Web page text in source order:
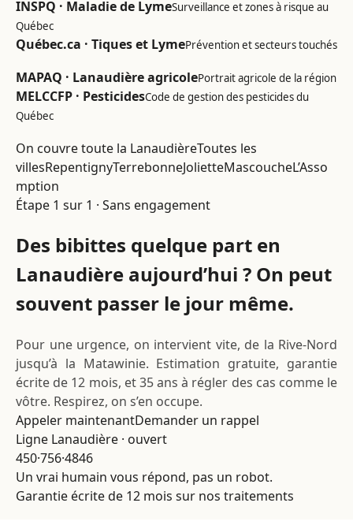
INSPQ · Maladie de LymeSurveillance et zones à risque au
Québec
Québec.ca · Tiques et LymePrévention et secteurs touchés
MAPAQ · Lanaudière agricolePortrait agricole de la région
MELCCFP · PesticidesCode de gestion des pesticides du
Québec
On couvre toute la LanaudièreToutes les
villesRepentignyTerrebonneJolietteMascoucheL’Asso
mption
Étape 1 sur 1 · Sans engagement
Des bibittes quelque part en
Lanaudière aujourd’hui ? On peut
souvent passer le jour même.
Pour une urgence, on intervient vite, de la Rive-Nord
jusqu’à la Matawinie. Estimation gratuite, garantie
écrite de 12 mois, et 35 ans à régler des cas comme le
vôtre. Respirez, on s’en occupe.
Appeler maintenantDemander un rappel
Ligne Lanaudière · ouvert
450·756·4846
Un vrai humain vous répond, pas un robot.
Garantie écrite de 12 mois sur nos traitements